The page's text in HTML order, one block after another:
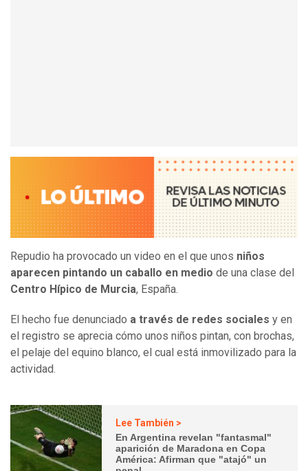
Repudio ha provocado un video en el que unos niños
aparecen pintando un caballo en medio de una clase del
Centro Hípico de Murcia, España.
El hecho fue denunciado a través de redes sociales y en
el registro se aprecia cómo unos niños pintan, con brochas,
el pelaje del equino blanco, el cual está inmovilizado para la
actividad.
Lee También >
En Argentina revelan "fantasmal"
aparición de Maradona en Copa
América: Afirman que "atajó" un